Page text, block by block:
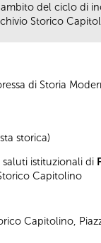
del ciclo di
Storico
di Storia
storica)
istituzionali di
Capitolino
Capitolino,